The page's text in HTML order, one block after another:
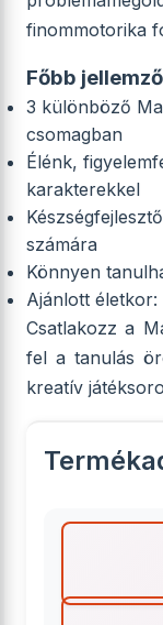
finommotorika
Főbb
3 különböző
csomagban
Élénk,
karakterekkel
számára
Könnyen
Ajánlott életkor:
Csatlakozz a
fel a tanulás
kreatív